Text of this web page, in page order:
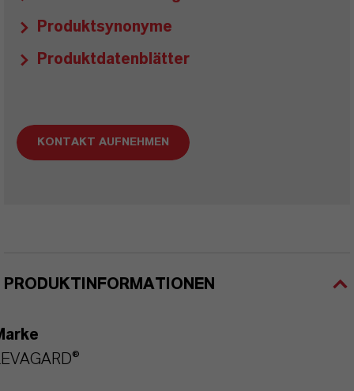
Produktsynonyme
Produktdatenblätter
KONTAKT AUFNEHMEN
PRODUKTINFORMATIONEN